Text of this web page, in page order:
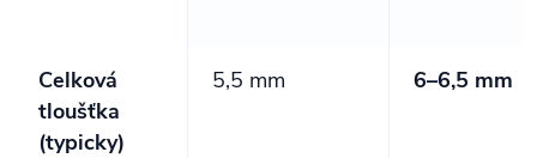
Celková
tloušťka
(typicky)
5,5 mm 6–6,5 mm